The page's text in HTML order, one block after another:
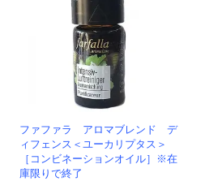
ファファラ アロマブレンド デ
ィフェンス＜ユーカリプタス＞
［コンビネーションオイル］※在
庫限りで終了